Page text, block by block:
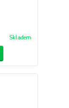
Skladem